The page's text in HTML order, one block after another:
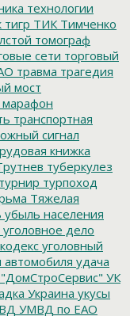
технологии
тигр ТИК Тимченко
томограф
сети торговый
травма трагедия
мост
марафон
транспортная
сигнал
книжка
туберкулез
турнир турпоход
Тяжелая
убыль населения
уголовное дело
уголовный
автомобиля удача
УК
Украина укусы
УМВД по ЕАО